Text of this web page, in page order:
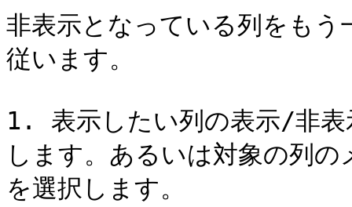
非表示となっている列をもう
従います。
1. 表示したい列の表示/非
します。あるいは対象の
を選択します。